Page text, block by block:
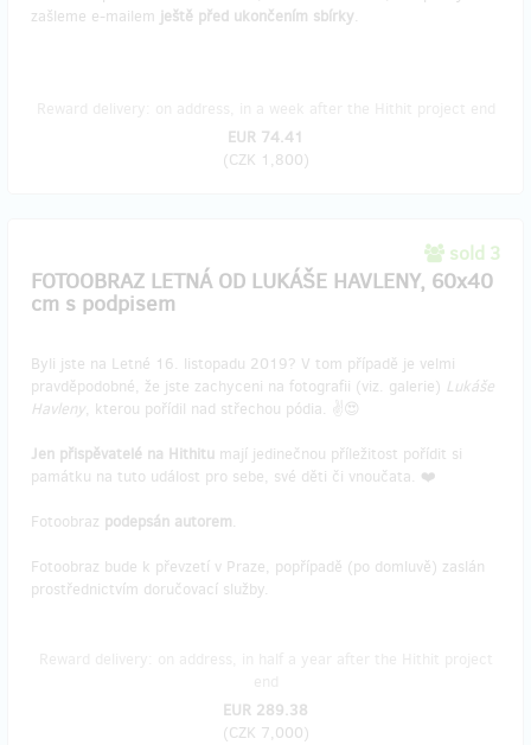
zašleme e-mailem ještě před ukončením sbírky.
EUR 74.41
(CZK 1,800)
sold 3
FOTOOBRAZ LETNÁ OD LUKÁŠE HAVLENY, 60x40
cm s podpisem
Byli jste na Letné 16. listopadu 2019? V tom případě je velmi
pravděpodobné, že jste zachyceni na fotografii (viz. galerie) Lukáše
Havleny, kterou pořídil nad střechou pódia. ✌️😍
Jen přispěvatelé na Hithitu mají jedinečnou příležitost pořídit si
památku na tuto událost pro sebe, své děti či vnoučata. ❤️
Fotoobraz podepsán autorem.
Fotoobraz bude k převzetí v Praze, popřípadě (po domluvě) zaslán
prostřednictvím doručovací služby.
EUR 289.38
(CZK 7,000)